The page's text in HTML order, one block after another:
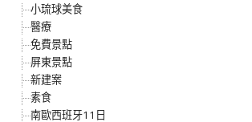
小琉球美食
醫療
免費景點
屏東景點
新建案
素食
南歐西班牙11日